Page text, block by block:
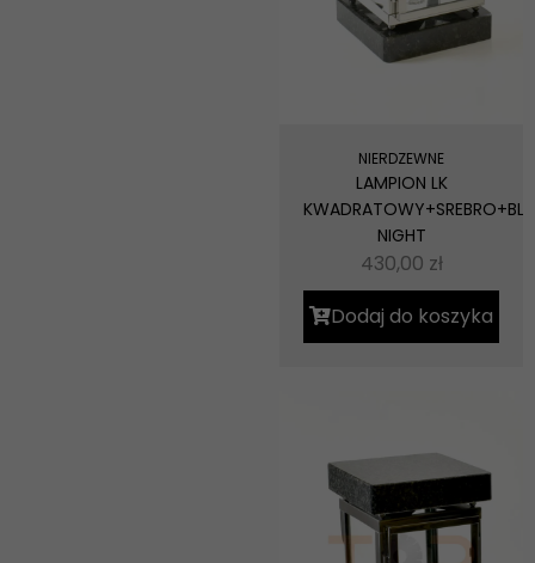
NIERDZEWNE
LAMPION LK
NIGHT
430,00 zł
Dodaj do koszyka